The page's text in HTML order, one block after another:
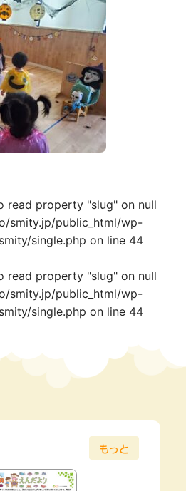
read property "slug" on null
smity.jp/public_html/wp-
single.php on line 44
read property "slug" on null
smity.jp/public_html/wp-
single.php on line 44
もっと